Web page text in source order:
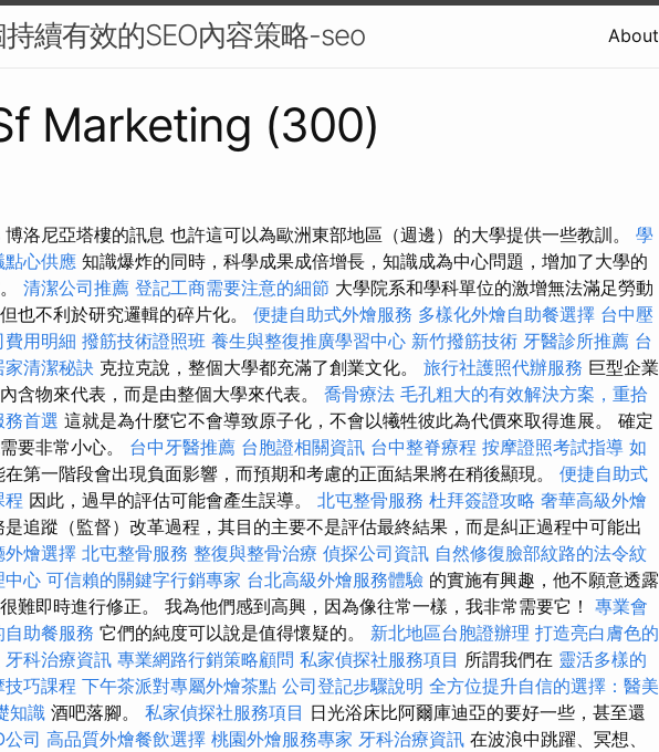
續有效的SEO內容策略-seo About
Marketing (300)
洛尼亞塔樓的訊息 也許這可以為歐洲東部地區（週邊）的大學提供一些教訓。 學
點心供應 知識爆炸的同時，科學成果成倍增長，知識成為中心問題，增加了大學的
清潔公司推薦 登記工商需要注意的細節 大學院系和學科單位的激增無法滿足勞動
也不利於研究邏輯的碎片化。 便捷自助式外燴服務 多樣化外燴自助餐選擇 台中壓
用明細 撥筋技術證照班 養生與整復推廣學習中心 新竹撥筋技術 牙醫診所推薦 台
家清潔秘訣 克拉克說，整個大學都充滿了創業文化。 旅行社護照代辦服務 巨型企業
含物來代表，而是由整個大學來代表。 喬骨療法 毛孔粗大的有效解決方案，重拾
務首選 這就是為什麼它不會導致原子化，不會以犧牲彼此為代價來取得進展。 確定
要非常小心。 台中牙醫推薦 台胞證相關資訊 台中整脊療程 按摩證照考試指導 如
在第一階段會出現負面影響，而預期和考慮的正面結果將在稍後顯現。 便捷自助式
程 因此，過早的評估可能會產生誤導。 北屯整骨服務 杜拜簽證攻略 奢華高級外燴
追蹤（監督）改革過程，其目的主要不是評估最終結果，而是糾正過程中可能出
外燴選擇 北屯整骨服務 整復與整骨治療 偵探公司資訊 自然修復臉部紋路的法令紋
中心 可信賴的關鍵字行銷專家 台北高級外燴服務體驗 的實施有興趣，他不願意透露
難即時進行修正。 我為他們感到高興，因為像往常一樣，我非常需要它！ 專業會
自助餐服務 它們的純度可以說是值得懷疑的。 新北地區台胞證辦理 打造亮白膚色的
牙科治療資訊 專業網路行銷策略顧問 私家偵探社服務項目 所謂我們在 靈活多樣的
技巧課程 下午茶派對專屬外燴茶點 公司登記步驟說明 全方位提升自信的選擇：醫美
知識 酒吧落腳。 私家偵探社服務項目 日光浴床比阿爾庫迪亞的要好一些，甚至還
公司 高品質外燴餐飲選擇 桃園外燴服務專家 牙科治療資訊 在波浪中跳躍、冥想、